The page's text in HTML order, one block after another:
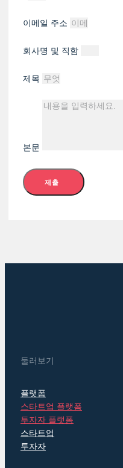
이메일 주소
회사명 및 직함
제목
본문
제출
둘러보기
플랫폼
스타트업 플랫폼
투자자 플랫폼
스타트업
투자자